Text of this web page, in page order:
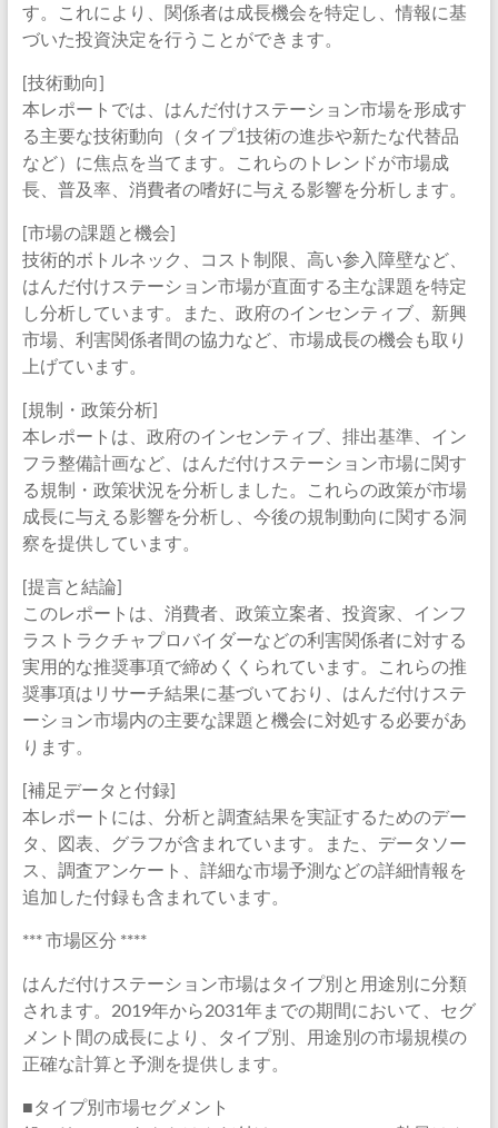
す。これにより、関係者は成長機会を特定し、情報に基
づいた投資決定を行うことができます。
[技術動向]
本レポートでは、はんだ付けステーション市場を形成す
る主要な技術動向（タイプ1技術の進歩や新たな代替品
など）に焦点を当てます。これらのトレンドが市場成
長、普及率、消費者の嗜好に与える影響を分析します。
[市場の課題と機会]
技術的ボトルネック、コスト制限、高い参入障壁など、
はんだ付けステーション市場が直面する主な課題を特定
し分析しています。また、政府のインセンティブ、新興
市場、利害関係者間の協力など、市場成長の機会も取り
上げています。
[規制・政策分析]
本レポートは、政府のインセンティブ、排出基準、イン
フラ整備計画など、はんだ付けステーション市場に関す
る規制・政策状況を分析しました。これらの政策が市場
成長に与える影響を分析し、今後の規制動向に関する洞
察を提供しています。
[提言と結論]
このレポートは、消費者、政策立案者、投資家、インフ
ラストラクチャプロバイダーなどの利害関係者に対する
実用的な推奨事項で締めくくられています。これらの推
奨事項はリサーチ結果に基づいており、はんだ付けステ
ーション市場内の主要な課題と機会に対処する必要があ
ります。
[補足データと付録]
本レポートには、分析と調査結果を実証するためのデー
タ、図表、グラフが含まれています。また、データソー
ス、調査アンケート、詳細な市場予測などの詳細情報を
追加した付録も含まれています。
*** 市場区分 ****
はんだ付けステーション市場はタイプ別と用途別に分類
されます。2019年から2031年までの期間において、セグ
メント間の成長により、タイプ別、用途別の市場規模の
正確な計算と予測を提供します。
■タイプ別市場セグメント